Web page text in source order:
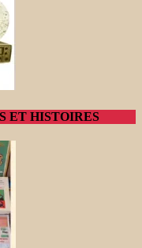
ET HISTOIRES